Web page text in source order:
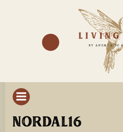
DE
NORDAL16